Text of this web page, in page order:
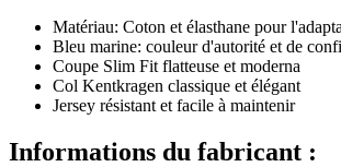
Matériau: Coton et élasthane pour
Bleu marine: couleur d'autorité et de
Coupe Slim Fit flatteuse et moderna
Col Kentkragen classique et élégant
Jersey résistant et facile à maintenir
Informations du fabricant :